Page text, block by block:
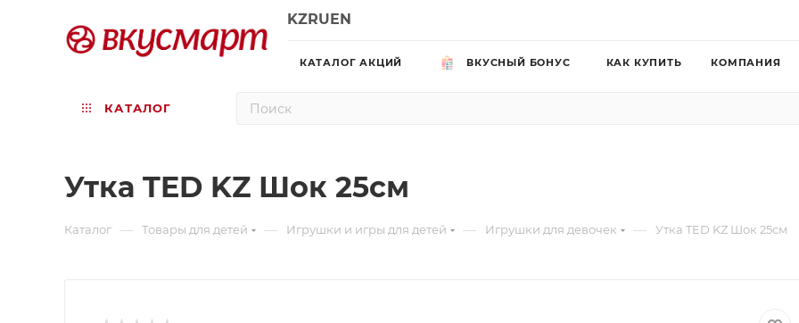
KZRUEN
КАТАЛОГ АКЦИЙ ВКУСНЫЙ БОНУС КАК КУПИТЬ КОМПАНИЯ
КАТАЛОГ
Утка TED KZ Шок 25см
Каталог — Товары для детей — Игрушки и игры для детей — Игрушки для девочек — Утка TED KZ Шок 25см